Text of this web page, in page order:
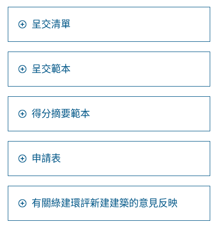
呈交清單
呈交範本
得分摘要範本
申請表
有關綠建環評新建建築的意見反映